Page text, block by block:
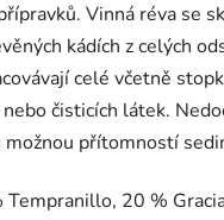
Vinná réva se
kádích z celých
celé včetně
nebo čisticích látek.
možnou přítomností
Tempranillo, 20 %